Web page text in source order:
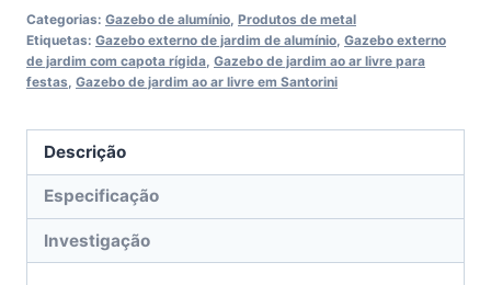
Categorias: Gazebo de alumínio, Produtos de metal
Etiquetas: Gazebo externo de jardim de alumínio, Gazebo externo
de jardim com capota rígida, Gazebo de jardim ao ar livre para
festas, Gazebo de jardim ao ar livre em Santorini
Descrição
Especificação
Investigação